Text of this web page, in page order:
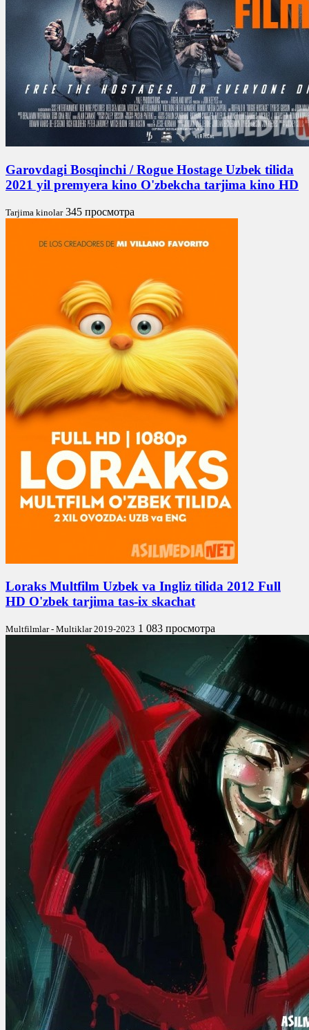
Garovdagi Bosqinchi / Rogue Hostage Uzbek tilida
2021 yil premyera kino O'zbekcha tarjima kino HD
Tarjima kinolar 345 просмотра
Loraks Multfilm Uzbek va Ingliz tilida 2012 Full
HD O'zbek tarjima tas-ix skachat
Multfilmlar - Multiklar 2019-2023 1 083 просмотра